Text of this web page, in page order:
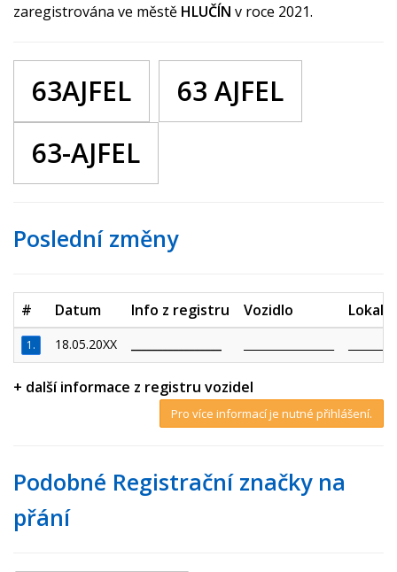
zaregistrována ve městě HLUČÍN v roce 2021.
63AJFEL
63 AJFEL
63-AJFEL
Poslední změny
# Datum Info z registru Vozidlo
1. 18.05.20XX
+ další informace z registru vozidel
Pro více informací je nutné přihlášení.
Podobné Registrační značky na
přání